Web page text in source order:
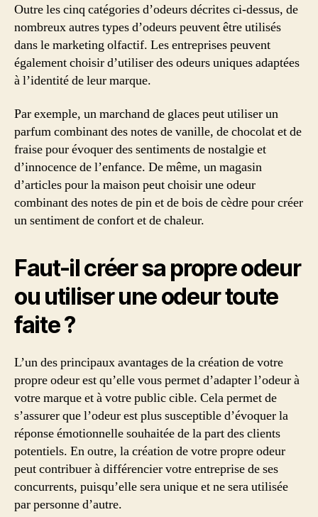
Outre les cinq catégories d’odeurs décrites ci-dessus, de
nombreux autres types d’odeurs peuvent être utilisés
dans le marketing olfactif. Les entreprises peuvent
également choisir d’utiliser des odeurs uniques adaptées
à l’identité de leur marque.
Par exemple, un marchand de glaces peut utiliser un
parfum combinant des notes de vanille, de chocolat et de
fraise pour évoquer des sentiments de nostalgie et
d’innocence de l’enfance. De même, un magasin
d’articles pour la maison peut choisir une odeur
combinant des notes de pin et de bois de cèdre pour créer
un sentiment de confort et de chaleur.
Faut-il créer sa propre odeur
ou utiliser une odeur toute
faite ?
L’un des principaux avantages de la création de votre
propre odeur est qu’elle vous permet d’adapter l’odeur à
votre marque et à votre public cible. Cela permet de
s’assurer que l’odeur est plus susceptible d’évoquer la
réponse émotionnelle souhaitée de la part des clients
potentiels. En outre, la création de votre propre odeur
peut contribuer à différencier votre entreprise de ses
concurrents, puisqu’elle sera unique et ne sera utilisée
par personne d’autre.